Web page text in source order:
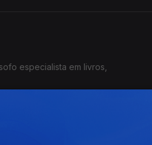
especialista em livros,